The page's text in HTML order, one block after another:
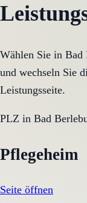
Wählen Sie in Bad
und wechseln Sie
Leistungsseite.
PLZ in Bad
Pflegeheim
Seite öffnen